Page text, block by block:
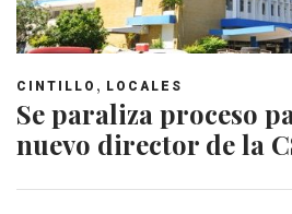
CINTILLO , LOCALES
Se paraliza proceso
nuevo director de la